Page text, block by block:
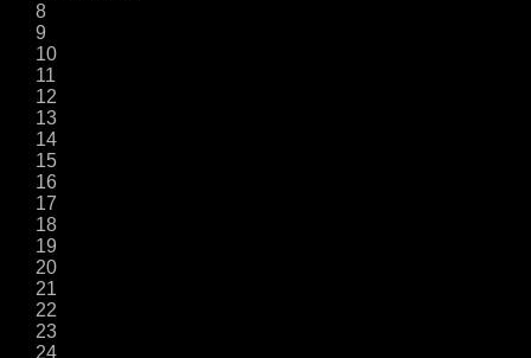
8
9
10
11
12
13
14
15
16
17
18
19
20
21
22
23
24